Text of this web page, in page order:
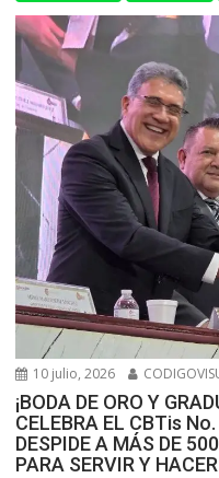
10 julio, 2026
¡BODA DE ORO Y
CELEBRA EL CBTis
DESPIDE A MÁS DE
PARA SERVIR Y